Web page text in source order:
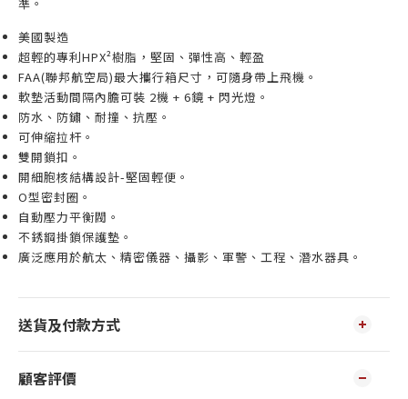
美國製造
超輕的專利HPX²樹脂，堅固、彈性高、輕盈
FAA(聯邦航空局)最大攜行箱尺寸，可隨身帶上飛機。
軟墊活動間隔內膽可裝 2機 + 6鏡 + 閃光燈。
防水 、 防鏽、耐撞、抗壓。
可伸縮拉杆。
雙開鎖扣。
開細胞核結構設計-堅固輕便。
O型密封圈。
自動壓力平衡閥。
不銹鋼掛鎖保護墊。
廣泛應用於航太、精密儀器、攝影、軍警 、工程 、 潛水器具。
送貨及付款方式
顧客評價